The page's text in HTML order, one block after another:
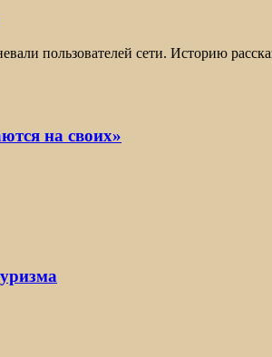
пользователей сети. Историю
на своих»